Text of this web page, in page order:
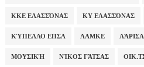
ΚΚΕ ΕΛΑΣΣΌΝΑΣ ΚΥ ΕΛΑΣΣΌΝΑΣ
ΚΎΠΕΛΛΟ ΕΠΣΛ ΛΑΜΚΕ ΛΆΡΙΣΑ
ΜΟΥΣΙΚΉ ΝΊΚΟΣ ΓΆΤΣΑΣ